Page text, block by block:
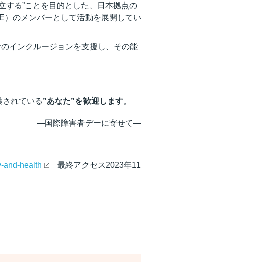
する”ことを目的とした、日本拠点の
のメンバーとして活動を展開してい
インクルージョンを支援し、その能
れている”あなた”を歓迎します。
―国際障害者デーに寄せて―
and-health
最終アクセス2023年11